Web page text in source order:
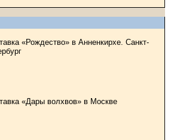
«Рождество» в Анненкирхе. Санкт-
«Дары волхвов» в Москве